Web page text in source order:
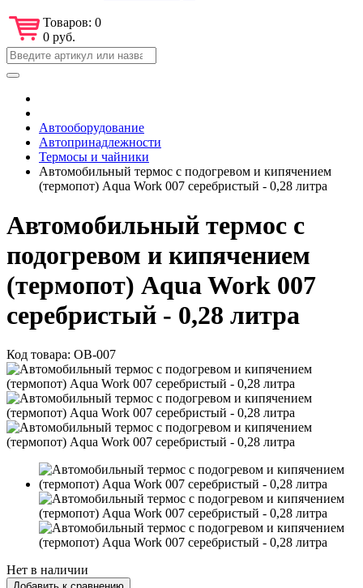
Товаров: 0
0 руб.
Автооборудование
Автопринадлежности
Термосы и чайники
Автомобильный термос с подогревом и кипячением
(термопот) Aqua Work 007 серебристый - 0,28 литра
Автомобильный термос с
подогревом и кипячением
(термопот) Aqua Work 007
серебристый - 0,28 литра
Код товара: OB-007
Нет в наличии